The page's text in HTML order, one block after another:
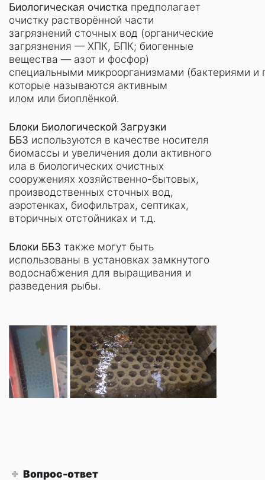
Биологическая очистка предполагает
очистку растворённой части
загрязнений сточных вод (органические
загрязнения — ХПК, БПК; биогенные
вещества — азот и фосфор)
специальными микроорганизмами (бактериями и
которые называются активным
илом или биоплёнкой.
Блоки Биологической Загрузки
ББЗ используются в качестве носителя
биомассы и увеличения доли активного
ила в биологических очистных
сооружениях хозяйственно-бытовых,
производственных сточных вод,
аэротенках, биофильтрах, септиках,
вторичных отстойниках и т.д.
Блоки ББЗ также могут быть
использованы в установках замкнутого
водоснабжения для выращивания и
разведения рыбы.
Вопрос-ответ